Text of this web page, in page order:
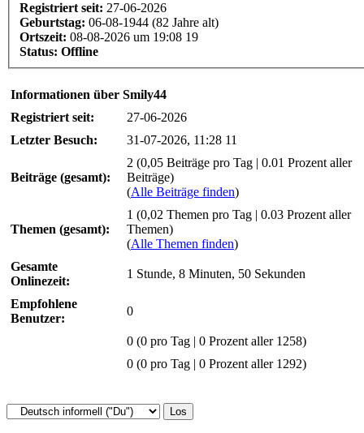
Registriert seit: 27-06-2026
Geburtstag: 06-08-1944 (82 Jahre alt)
Ortszeit: 08-08-2026 um 19:08 19
Status: Offline
Informationen über Smily44
Registriert seit:
27-06-2026
Letzter Besuch:
31-07-2026, 11:28 11
Beiträge (gesamt):
2 (0,05 Beiträge pro Tag | 0.01 Prozent aller
Beiträge)
(Alle Beiträge finden)
Themen (gesamt):
1 (0,02 Themen pro Tag | 0.03 Prozent aller
Themen)
(Alle Themen finden)
Gesamte
Onlinezeit:
1 Stunde, 8 Minuten, 50 Sekunden
Empfohlene
Benutzer:
0
0 (0 pro Tag | 0 Prozent aller 1258)
0 (0 pro Tag | 0 Prozent aller 1292)